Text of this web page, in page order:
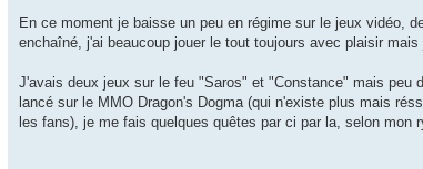
s
a
En ce moment je baisse un peu en régime sur le jeux vidéo,
enchaîné, j'ai beaucoup jouer le tout toujours avec plaisir
J'avais deux jeux sur le feu "Saros" et "Constance" mais peu
lancé sur le MMO Dragon's Dogma (qui n'existe plus mais
les fans), je me fais quelques quêtes par ci par la, selon mon